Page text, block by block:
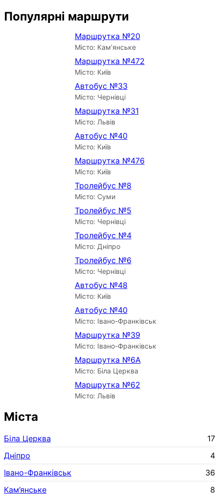
Популярні маршрути
Маршрутка №20
Місто: Кам’янське
Маршрутка №472
Місто: Київ
Автобус №33
Місто: Чернівці
Маршрутка №31
Місто: Львів
Автобус №40
Місто: Київ
Маршрутка №476
Місто: Київ
Тролейбус №8
Місто: Суми
Тролейбус №5
Місто: Чернівці
Тролейбус №4
Місто: Дніпро
Тролейбус №6
Місто: Чернівці
Автобус №48
Місто: Київ
Автобус №40
Місто: Івано-Франківськ
Маршрутка №39
Місто: Івано-Франківськ
Маршрутка №6А
Місто: Біла Церква
Маршрутка №62
Місто: Львів
Міста
Біла Церква
17
Дніпро
4
Івано-Франківськ
36
Кам’янське
8